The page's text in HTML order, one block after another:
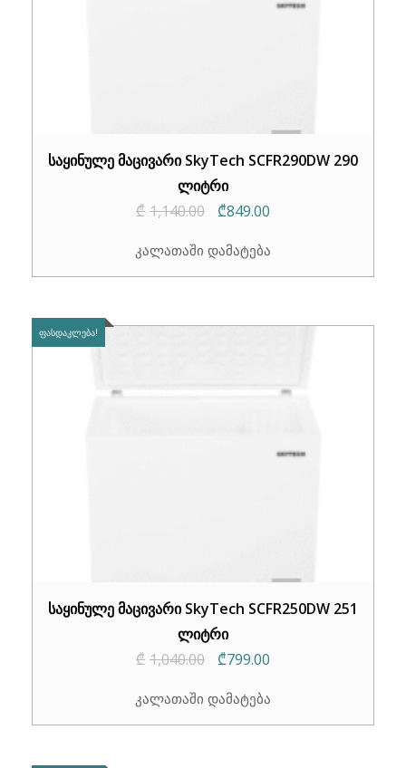
საყინულე მაცივარი SkyTech SCFR290DW 290
ლიტრი
₾ 1,140.00
Original
was:
₾849.00
is:
კალათაში დამატება
ᲤᲐᲡᲓᲐᲙᲚᲔᲑᲐ!
საყინულე მაცივარი SkyTech SCFR250DW 251
ლიტრი
₾ 1,040.00
Original
was:
₾799.00
is:
კალათაში დამატება